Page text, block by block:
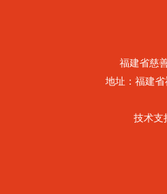
福建省慈
地址：福建
技术支